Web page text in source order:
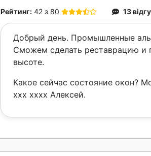
Рейтинг: 42 з 80 13
Добрый день. Промышленные
Сможем сделать реставрацию и
высоте.
Какое сейчас состояние окон?
xxx xxxx Алексей.